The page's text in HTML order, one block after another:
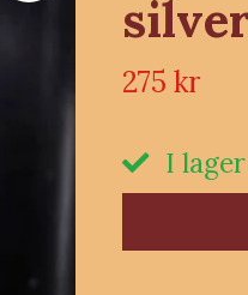
275 kr
I lager